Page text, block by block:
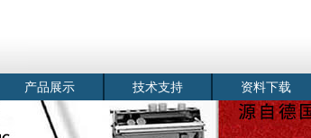
产品展示 技术支持 资料下载